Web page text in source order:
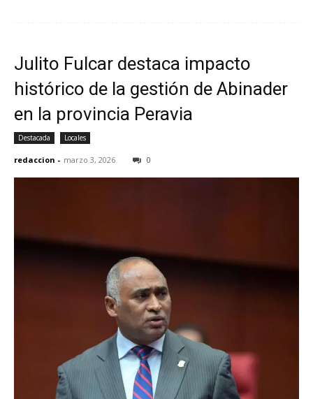
Julito Fulcar destaca impacto
histórico de la gestión de Abinader
en la provincia Peravia
Destacada Locales
redaccion - marzo 3, 2026 0